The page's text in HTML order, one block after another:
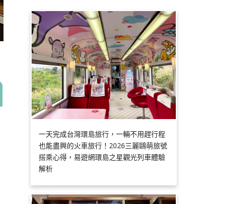
一天完成台灣環島旅行，一輛不用趕行程
也能盡興的火車旅行！2026三麗鷗萌旅號
搭乘心得，易遊網環島之星觀光列車體驗
解析